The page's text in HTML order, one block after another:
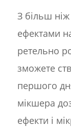
З більш
ефектами
ретельно
зможете
першого
мікшера
ефекти і